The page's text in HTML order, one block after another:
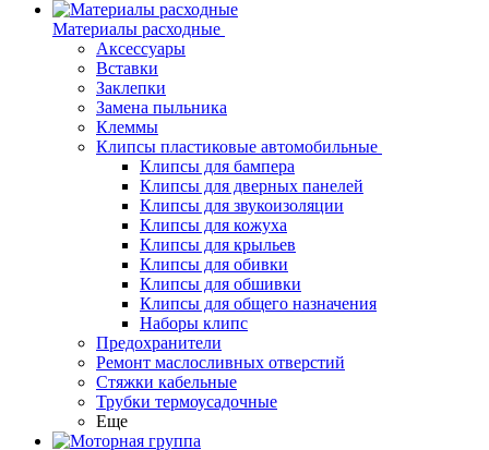
Материалы расходные
Аксессуары
Вставки
Заклепки
Замена пыльника
Клеммы
Клипсы пластиковые автомобильные
Клипсы для бампера
Клипсы для дверных панелей
Клипсы для звукоизоляции
Клипсы для кожуха
Клипсы для крыльев
Клипсы для обивки
Клипсы для обшивки
Клипсы для общего назначения
Наборы клипс
Предохранители
Ремонт маслосливных отверстий
Стяжки кабельные
Трубки термоусадочные
Еще